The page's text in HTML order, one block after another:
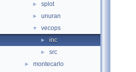
► splot
► unuran
▼ vecops
► inc
► src
► montecarlo